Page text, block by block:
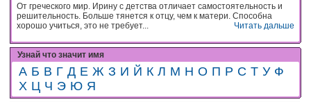
От греческого мир. Ирину с детства отличает самостоятельность и
решительность. Больше тянется к отцу, чем к матери. Способна
хорошо учиться, это не требует...
Читать дальше
Узнай что значит имя
А Б В Г Д Е Ж З И Й К Л М Н О П Р С Т У Ф
Х Ц Ч Э Ю Я